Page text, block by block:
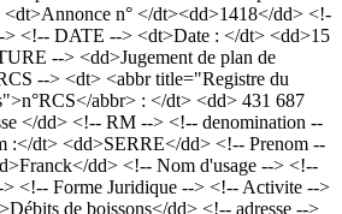
n° </dt><dd>1418</dd> <!-
<!-- DATE --> <dt>Date : </dt> <dd>15
--> <dd>Jugement de plan de
--> <dt> <abbr title="Registre du
abbr> : </dt> <dd> 431 687
</dd> <!-- RM --> <!-- denomination --
:</dt> <dd>SERRE</dd> <!-- Prenom --
dd> <!-- Nom d'usage --> <!--
<!-- Forme Juridique --> <!-- Activite -->
de boissons</dd> <!-- adresse -->